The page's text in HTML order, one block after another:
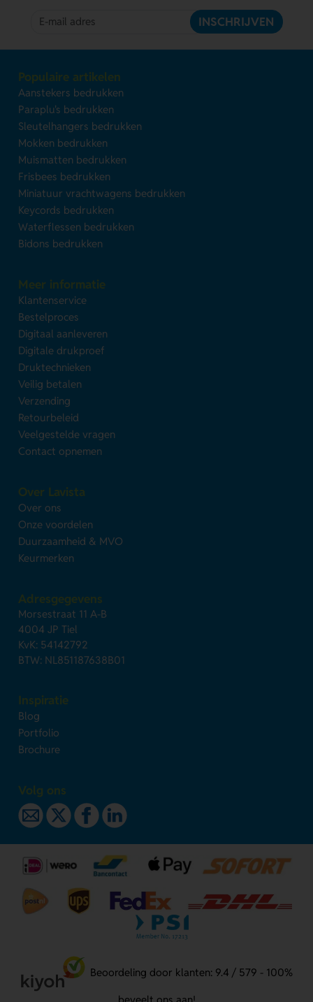
INSCHRIJVEN
Populaire artikelen
Aanstekers bedrukken
Paraplu's bedrukken
Sleutelhangers bedrukken
Mokken bedrukken
Muismatten bedrukken
Frisbees bedrukken
Miniatuur vrachtwagens bedrukken
Keycords bedrukken
Waterflessen bedrukken
Bidons bedrukken
Meer informatie
Klantenservice
Bestelproces
Digitaal aanleveren
Digitale drukproef
Druktechnieken
Veilig betalen
Verzending
Retourbeleid
Veelgestelde vragen
Contact opnemen
Over Lavista
Over ons
Onze voordelen
Duurzaamheid & MVO
Keurmerken
Adresgegevens
Morsestraat 11 A-B
4004 JP Tiel
KvK: 54142792
BTW: NL851187638B01
Inspiratie
Blog
Portfolio
Brochure
Volg ons
Beoordeling door klanten: 9.4 / 579 - 100%